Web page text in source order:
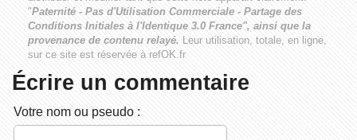
"Paternité - Pas d'Utilisation Commerciale - Partage des
Conditions Initiales à l'Identique 3.0 France", ainsi que la
provenance de contenu relayé.
Leur utilisation, totale, en ligne,
sur ce site est réservée à refOK.fr
Écrire un commentaire
Votre nom ou pseudo :